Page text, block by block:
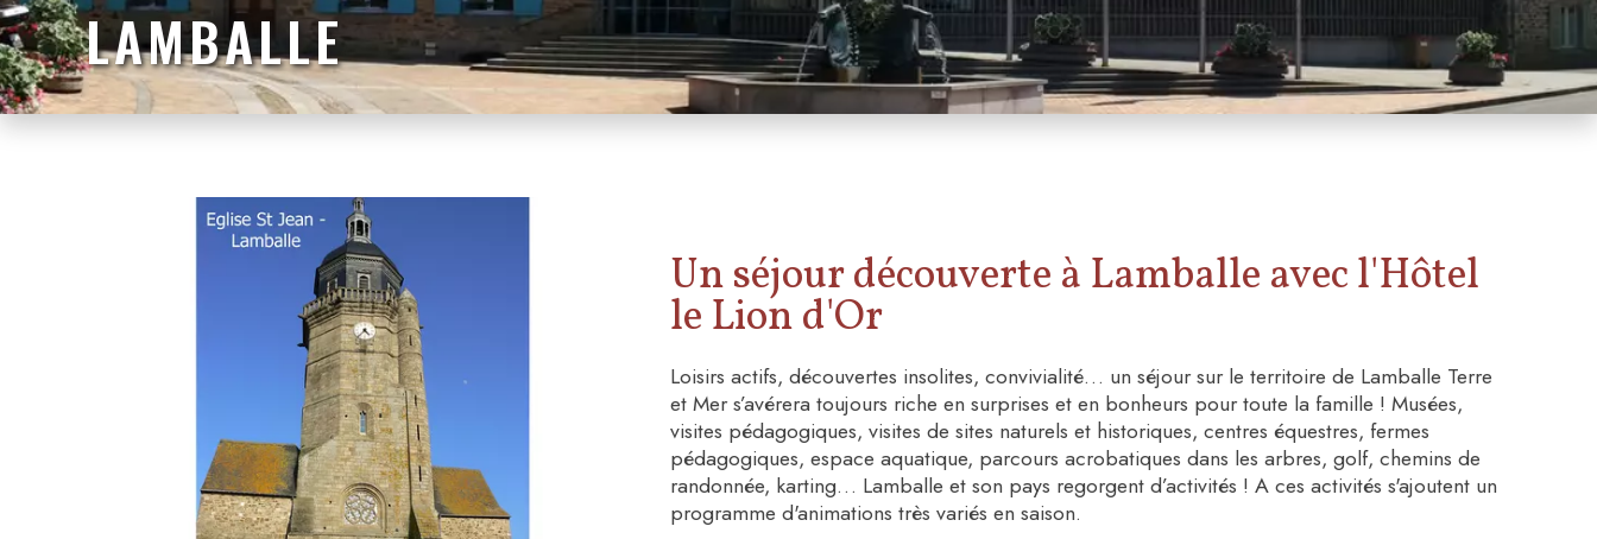
LAMBALLE
Un séjour découverte à Lamballe avec l'Hôtel
le Lion d'Or
Loisirs actifs, découvertes insolites, convivialité… un séjour sur le territoire de Lamballe Terre
et Mer s’avérera toujours riche en surprises et en bonheurs pour toute la famille ! Musées,
visites pédagogiques, visites de sites naturels et historiques, centres équestres, fermes
pédagogiques, espace aquatique, parcours acrobatiques dans les arbres, golf, chemins de
randonnée, karting… Lamballe et son pays regorgent d’activités ! A ces activités s'ajoutent un
programme d'animations très variés en saison.